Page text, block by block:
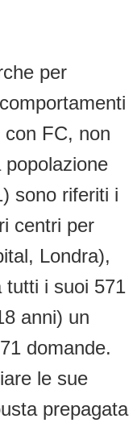
per
FC, non
sono riferiti i
centri per
Londra),
tutti i suoi 571
anni) un
domande.
le sue
prepagata